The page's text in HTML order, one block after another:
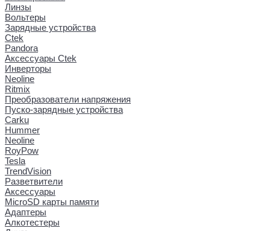
Линзы
Вольтеры
Зарядные устройства
Ctek
Pandora
Аксессуары Ctek
Инверторы
Neoline
Ritmix
Преобразователи напряжения
Пуско-зарядные устройства
Carku
Hummer
Neoline
RoyPow
Tesla
TrendVision
Разветвители
Аксессуары
MicroSD карты памяти
Адаптеры
Алкотестеры